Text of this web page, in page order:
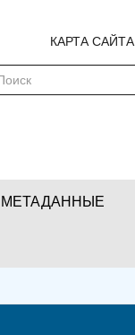
КАРТА САЙТА
МЕТАДАННЫЕ